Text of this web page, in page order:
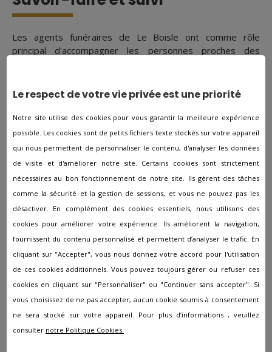
Les agents funéraires de Le Boisle ont comme rôle
principal d'accompagner les personnes proches des
vous pourrez aussi compter sur leur expertise pour vous
épauler dans cette étape de deuil. Ils seront à votre
écoute et répondront à toutes vos demandes pour rendre
un bel hommage.
Les autres agences à proximité
de Le Boisle
Pompes funèbres à Abbeville
Pompes funèbres à Airaines
Pompes funèbres à Albert
Pompes funèbres à Allery
Le respect de votre vie privée est une priorité
Notre site utilise des cookies pour vous garantir la meilleure expérience
possible. Les cookies sont de petits fichiers texte stockés sur votre appareil
qui nous permettent de personnaliser le contenu, d'analyser les données
de visite et d'améliorer notre site. Certains cookies sont strictement
nécessaires au bon fonctionnement de notre site. Ils gèrent des tâches
comme la sécurité et la gestion de sessions, et vous ne pouvez pas les
désactiver. En complément des cookies essentiels, nous utilisons des
cookies pour améliorer votre expérience. Ils améliorent la navigation,
fournissent du contenu personnalisé et permettent d’analyser le trafic. En
cliquant sur "Accepter", vous nous donnez votre accord pour l'utilisation
de ces cookies additionnels. Vous pouvez toujours gérer ou refuser ces
cookies en cliquant sur "Personnaliser" ou "Continuer sans accepter". Si
vous choisissez de ne pas accepter, aucun cookie soumis à consentement
ne sera stocké sur votre appareil. Pour plus d’informations , veuillez
consulter notre Politique Cookies.